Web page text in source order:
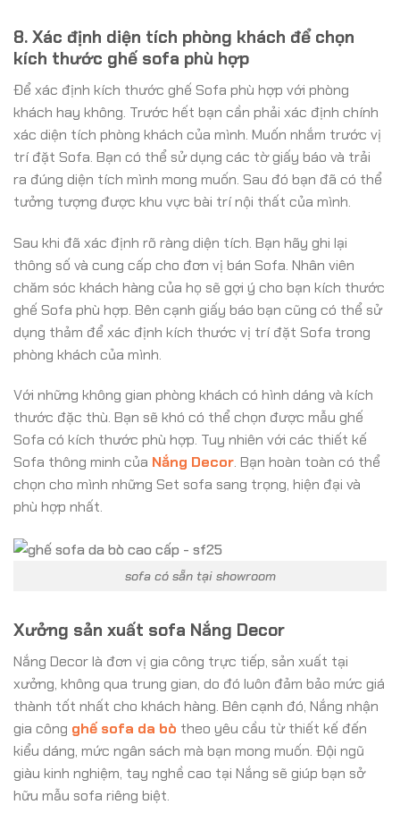
8. Xác định diện tích phòng khách để chọn
kích thước ghế sofa phù hợp
Để xác định kích thước ghế Sofa phù hợp với phòng
khách hay không. Trước hết bạn cần phải xác định chính
xác diện tích phòng khách của mình. Muốn nhắm trước vị
trí đặt Sofa. Bạn có thể sử dụng các tờ giấy báo và trải
ra đúng diện tích mình mong muốn. Sau đó bạn đã có thể
tưởng tượng được khu vực bài trí nội thất của mình.
Sau khi đã xác định rõ ràng diện tích. Bạn hãy ghi lại
thông số và cung cấp cho đơn vị bán Sofa. Nhân viên
chăm sóc khách hàng của họ sẽ gợi ý cho bạn kích thước
ghế Sofa phù hợp. Bên cạnh giấy báo bạn cũng có thể sử
dụng thảm để xác định kích thước vị trí đặt Sofa trong
phòng khách của mình.
Với những không gian phòng khách có hình dáng và kích
thước đặc thù. Bạn sẽ khó có thể chọn được mẫu ghế
Sofa có kích thước phù hợp. Tuy nhiên với các thiết kế
Sofa thông minh của Nắng Decor. Bạn hoàn toàn có thể
chọn cho mình những Set sofa sang trọng, hiện đại và
phù hợp nhất.
sofa có sẵn tại showroom
Xưởng sản xuất sofa Nắng Decor
Nắng Decor là đơn vị gia công trực tiếp, sản xuất tại
xưởng, không qua trung gian, do đó luôn đảm bảo mức giá
thành tốt nhất cho khách hàng. Bên cạnh đó, Nắng nhận
gia công ghế sofa da bò theo yêu cầu từ thiết kế đến
kiểu dáng, mức ngân sách mà bạn mong muốn. Đội ngũ
giàu kinh nghiệm, tay nghề cao tại Nắng sẽ giúp bạn sở
hữu mẫu sofa riêng biệt.